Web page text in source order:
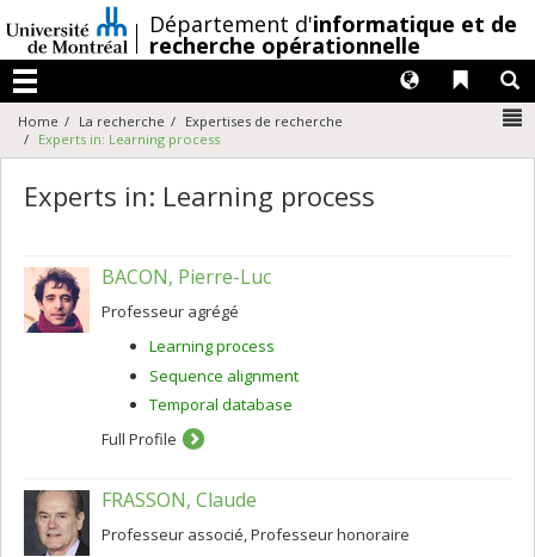
au
contenu
/Département d'informatique et de
recherche opérationnelle
Menu
Liens
Langues
Home La recherche
Expertises de recherche
Experts in: Learning process
Experts in: Learning process
BACON, Pierre-Luc
Professeur agrégé
Learning process
Sequence alignment
Temporal database
Full Profile
FRASSON, Claude
Professeur associé, Professeur honoraire